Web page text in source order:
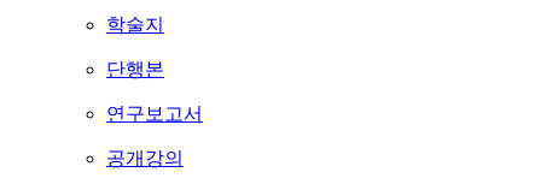
학술지
단행본
연구보고서
공개강의